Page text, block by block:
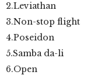
2.Leviathan
3.Non-stop flight
4.Poseidon
5.Samba da-li
6.Open